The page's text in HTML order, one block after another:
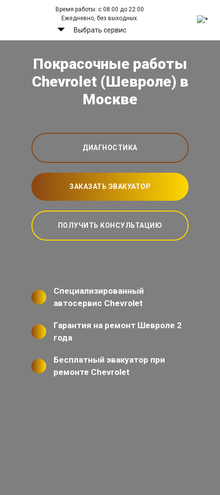
Время работы: с 08:00 до 22:00
Ежедневно, без выходных.
Выбрать сервис
Покрасочные работы
Chevrolet (Шевроле) в
Москве
ДИАГНОСТИКА
ЗАКАЗАТЬ ЭВАКУАТОР
ПОЛУЧИТЬ КОНСУЛЬТАЦИЮ
Специализированный
автосервис Chevrolet
Гарантия на ремонт Шевроле 2
года
Бесплатный эвакуатор при
ремонте Chevrolet